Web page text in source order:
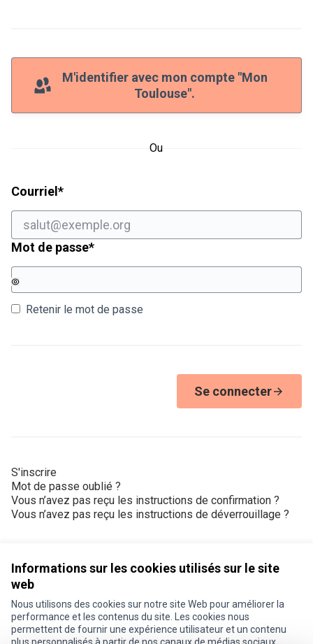
Informations sur les cookies utilisés sur le site
web
Nous utilisons des cookies sur notre site Web pour améliorer la
performance et les contenus du site. Les cookies nous
permettent de fournir une expérience utilisateur et un contenu
M'identifier avec mon compte "Mon
Toulouse".
Ou
Courriel *Champ obligatoire
Mot de passe*Champ obligatoire
Retenir le mot de passe
Se connecter
S'inscrire
Mot de passe oublié ?
Vous n’avez pas reçu les instructions de confirmation ?
Vous n’avez pas reçu les instructions de déverrouillage ?
Conditions d'utilisation
Paramètres des cookies
Je participe ! sur X
Je participe ! sur Facebook
Je participe ! sur Instagram